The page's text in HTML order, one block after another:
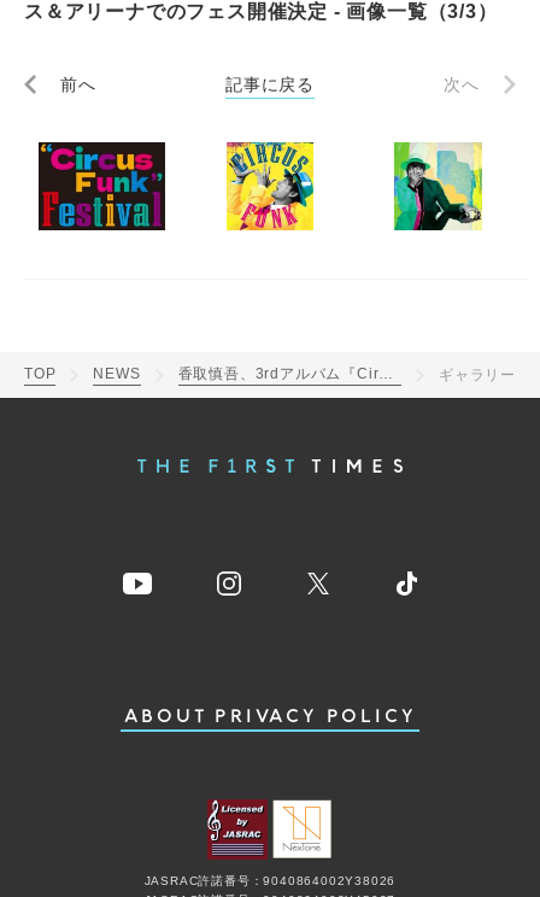
ス＆アリーナでのフェス開催決定 - 画像一覧（3/3）
前へ 記事に戻る 次へ
TOP NEWS 香取慎吾、3rdアルバム『Circus Funk』配信リリース＆アリーナでのフェス開催決定 ギャラリー
ABOUT PRIVACY POLICY
JASRAC許諾番号：9040864002Y38026